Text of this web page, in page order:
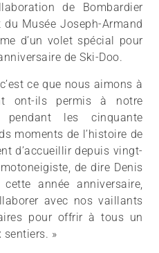
de Bombardier
Musée Joseph-Armand
d’un volet spécial pour
de Ski-Doo.
ce que nous aimons à
ont-ils permis à notre
les cinquante
moments de l’histoire de
d’accueillir depuis vingt-
de dire Denis
année anniversaire,
avec nos vaillants
pour offrir à tous un
sentiers. »